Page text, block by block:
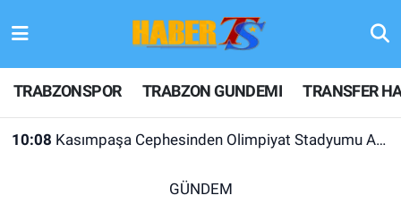
TRABZONSPOR TRABZON GUNDEMI TRANSFER
10:08 Kasımpaşa Cephesinden Olimpiyat Stadyumu Açıklaması
GÜNDEM
TRABZONSPOR
TRABZON GUNDEMI
Hava Durumu
Trafik Durumu